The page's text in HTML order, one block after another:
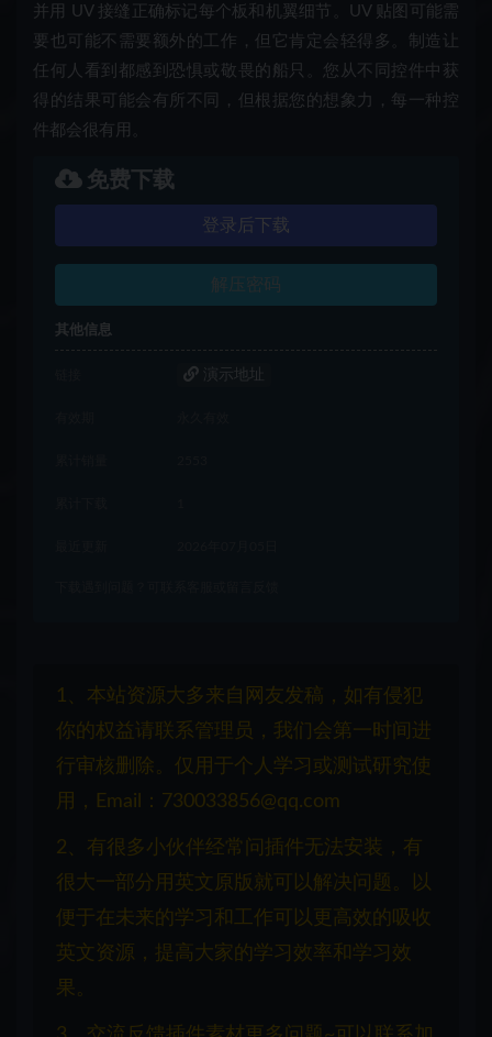
并用 UV 接缝正确标记每个板和机翼细节。UV 贴图可能需
要也可能不需要额外的工作，但它肯定会轻得多。制造让
任何人看到都感到恐惧或敬畏的船只。您从不同控件中获
得的结果可能会有所不同，但根据您的想象力，每一种控
件都会很有用。
免费下载
登录后下载
解压密码
其他信息
演示地址
1、本站资源大多来自网友发稿，如有侵犯
你的权益请联系管理员，我们会第一时间进
行审核删除。仅用于个人学习或测试研究使
用，Email：730033856@qq.com
2、有很多小伙伴经常问插件无法安装，有
很大一部分用英文原版就可以解决问题。以
便于在未来的学习和工作可以更高效的吸收
英文资源，提高大家的学习效率和学习效
果。